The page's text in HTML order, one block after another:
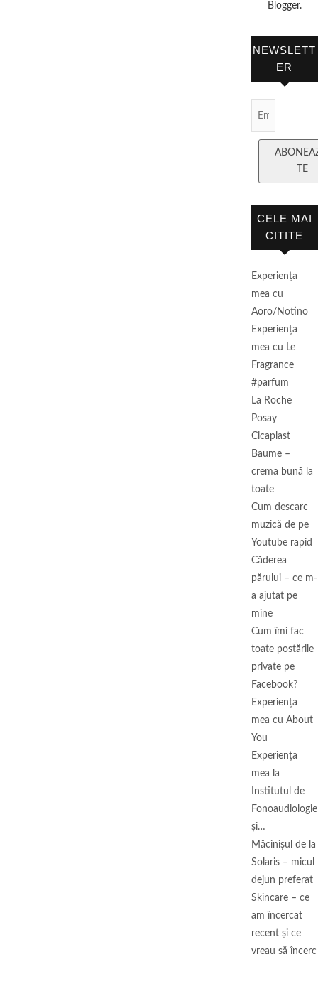
Blogger.
NEWSLETT
ER
TE
CELE MAI
CITITE
Experienţa
mea cu
Aoro/Notino
Experienţa
mea cu Le
Fragrance
#parfum
La Roche
Posay
Cicaplast
Baume –
crema bună la
toate
Cum descarc
muzică de pe
Youtube rapid
Căderea
părului – ce m-
a ajutat pe
mine
Cum îmi fac
toate postările
private pe
Facebook?
Experiența
mea cu About
You
Experiența
mea la
Institutul de
Fonoaudiologie
și…
Măcinişul de la
Solaris – micul
dejun preferat
Skincare – ce
am încercat
recent și ce
vreau să încerc